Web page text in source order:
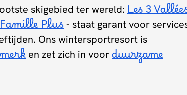
skigebied ter wereld: Les 3
Famille Plus- staat garant voor
Ons wintersportresort is
en zet zich in voorduurzame